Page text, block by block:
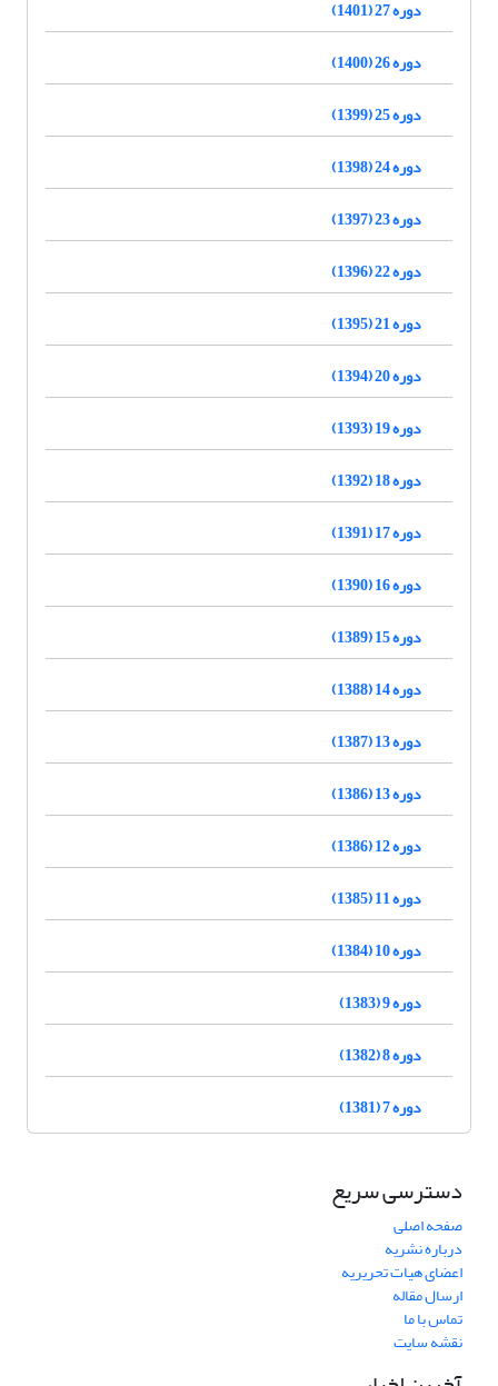
دوره 27 (1401)
دوره 26 (1400)
دوره 25 (1399)
دوره 24 (1398)
دوره 23 (1397)
دوره 22 (1396)
دوره 21 (1395)
دوره 20 (1394)
دوره 19 (1393)
دوره 18 (1392)
دوره 17 (1391)
دوره 16 (1390)
دوره 15 (1389)
دوره 14 (1388)
دوره 13 (1387)
دوره 13 (1386)
دوره 12 (1386)
دوره 11 (1385)
دوره 10 (1384)
دوره 9 (1383)
دوره 8 (1382)
دوره 7 (1381)
دسترسی سریع
صفحه اصلی
درباره نشریه
اعضای هیات تحریریه
ارسال مقاله
تماس با ما
نقشه سایت